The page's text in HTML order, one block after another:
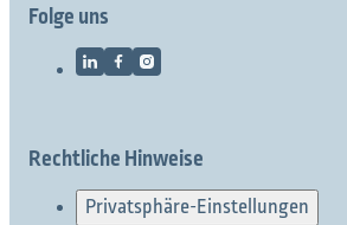
Folge uns
Rechtliche Hinweise
Privatsphäre-Einstellungen